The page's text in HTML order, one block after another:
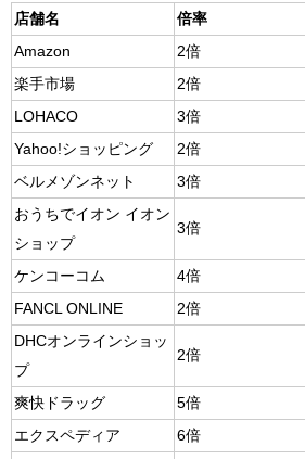
店舗名 倍率
Amazon
2倍
楽手市場
2倍
LOHACO
3倍
Yahoo!ショッピング
2倍
ベルメゾンネット
3倍
おうちでイオン イオン
ショップ
3倍
ケンコーコム 4倍
FANCL ONLINE
2倍
DHCオンラインショッ
プ
2倍
爽快ドラッグ 5倍
エクスペディア
6倍